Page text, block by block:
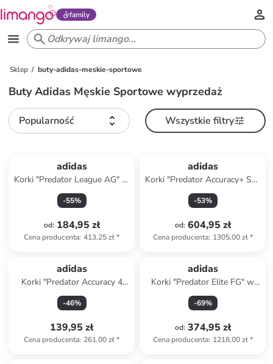
family
Sklep buty-adidas-meskie-sportowe
Buty Adidas Męskie Sportowe wyprzedaż
Popularność Wszystkie filtry
adidas
Korki "Predator League AG" w
kolorze białym
-55%
od: 184,95 zł
Cena producenta: 413,25 zł*
adidas
Korki "Predator Accuracy+ SG"
w kolorze pomarańczowym
-53%
od: 604,95 zł
Cena producenta: 1305,00 zł*
adidas
Korki "Predator Accuracy 4
FxG" w kolorze szarym
-46%
139,95 zł
Cena producenta: 261,00 zł*
adidas
Korki "Predator Elite FG" w
kolorze białym
-69%
od: 374,95 zł
Cena producenta: 1218,00 zł*